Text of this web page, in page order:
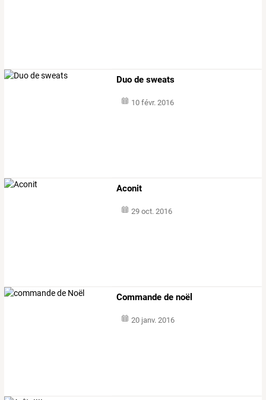
Duo de sweats
10 févr. 2016
Aconit
29 oct. 2016
Commande de noël
20 janv. 2016